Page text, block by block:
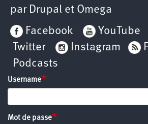
par Drupal et Omega
Facebook
YouTube
Twitter
Instagram
Podcasts
Username
Mot de passe